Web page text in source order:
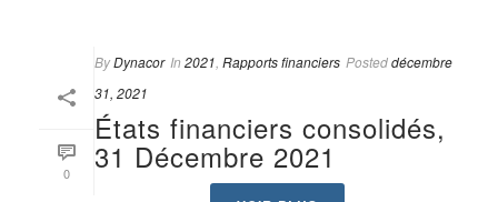
0
ByDynacor In 2021 Rapports financiers Posteddécembre
31, 2021
États financiers consolidés,
31 Décembre 2021